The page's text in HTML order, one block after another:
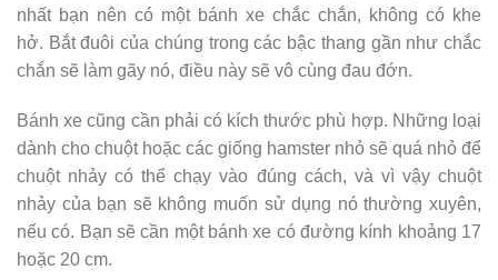
nhất bạn nên có một bánh xe chắc chắn, không có khe
hở. Bắt đuôi của chúng trong các bậc thang gần như chắc
chắn sẽ làm gãy nó, điều này sẽ vô cùng đau đớn.
Bánh xe cũng cần phải có kích thước phù hợp. Những loại
dành cho chuột hoặc các giống hamster nhỏ sẽ quá nhỏ để
chuột nhảy có thể chạy vào đúng cách, và vì vậy chuột
nhảy của bạn sẽ không muốn sử dụng nó thường xuyên,
nếu có. Bạn sẽ cần một bánh xe có đường kính khoảng 17
hoặc 20 cm.